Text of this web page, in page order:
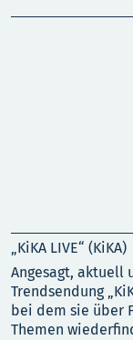
„KiKA LIVE“ (KiKA)
Angesagt, aktuell
Trendsendung
bei dem sie über
Themen